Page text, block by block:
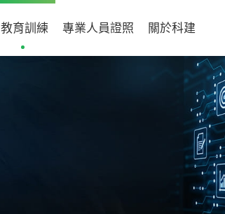
教育訓練 專業人員證照 關於科建